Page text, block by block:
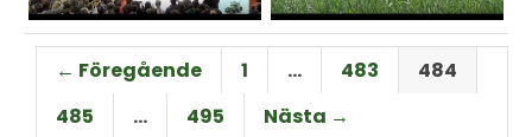
← Föregående 1 … 483
484
485
… 495 Nästa →